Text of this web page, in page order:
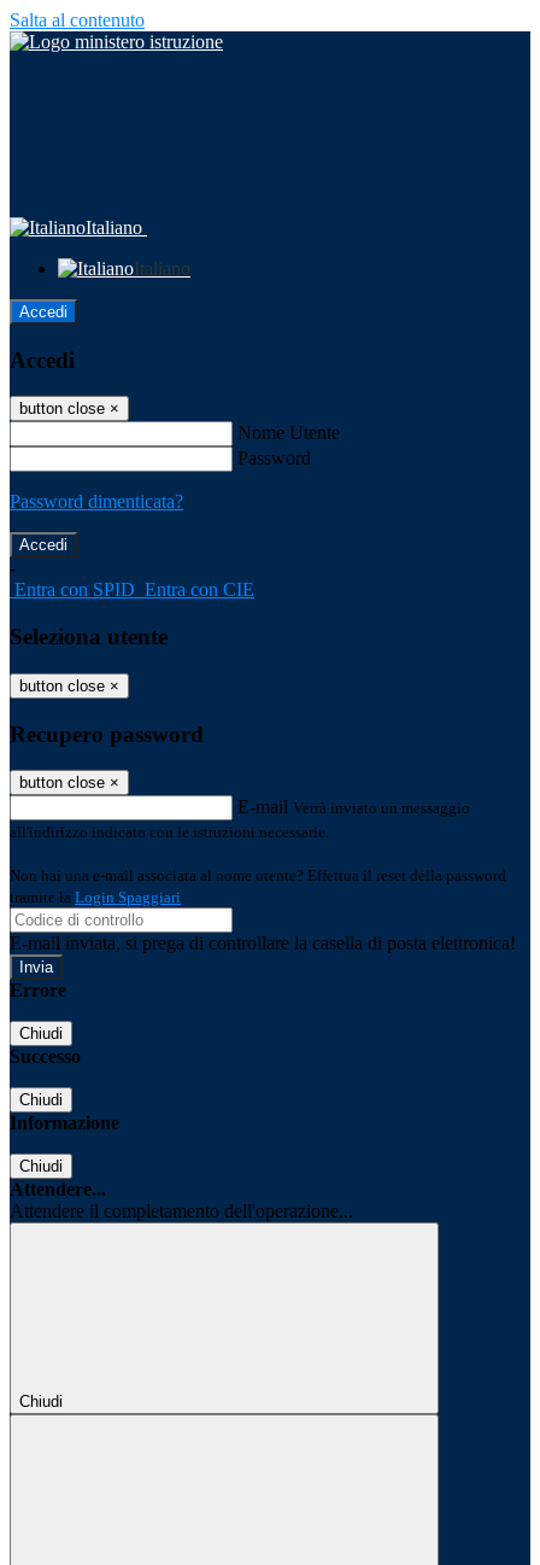
Salta al contenuto
Italiano
Italiano
Accedi
Accedi
button close ×
Nome Utente
Password
Password dimenticata?
-
Entra con SPID Entra con CIE
Seleziona utente
button close ×
Recupero password
button close ×
E-mail Verrà inviato un messaggio
all'indirizzo indicato con le istruzioni necessarie.
Non hai una e-mail associata al nome utente? Effettua il reset della password
tramite la Login Spaggiari
E-mail inviata, si prega di controllare la casella di posta elettronica!
Errore
Chiudi
Successo
Chiudi
Informazione
Chiudi
Attendere...
Attendere il completamento dell'operazione...
Chiudi